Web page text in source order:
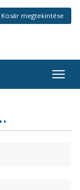
Kosár megtekintése